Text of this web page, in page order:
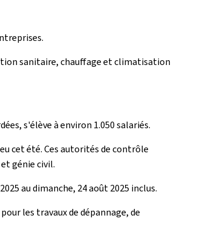
sanitaire, chauffage et climatisation
s'élève à environ 1.050 salariés.
cet été. Ces autorités de contrôle
génie civil.
au dimanche, 24 août 2025 inclus.
les travaux de dépannage, de